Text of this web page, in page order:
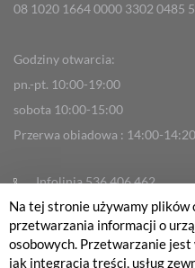
08 1020 1664 0000 3302 0485
Godziny otwarcia:
pn.-pt. 10:00-19:00
sobota 10:00-15:00
Przerwa obiadowa : 14:00-14:20
Infolinia 536 406 462
info@fabrykarowerow.com
Reklamacje
sklep@fabrykarowerow.com
Na tej stronie używamy plików
przetwarzania informacji o
osobowych. Przetwarzanie
jak integracja treści, usług